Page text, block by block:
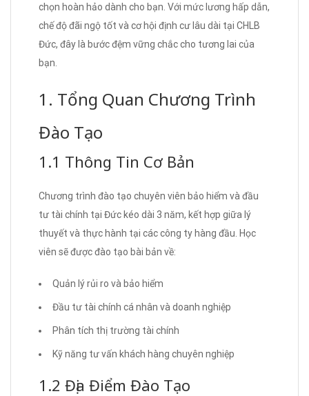
chọn hoàn hảo dành cho bạn. Với mức lương hấp dẫn,
chế độ đãi ngộ tốt và cơ hội định cư lâu dài tại CHLB
Đức, đây là bước đệm vững chắc cho tương lai của
bạn.
1. Tổng Quan Chương Trình
Đào Tạo
1.1 Thông Tin Cơ Bản
Chương trình đào tạo chuyên viên bảo hiểm và đầu
tư tài chính tại Đức kéo dài 3 năm, kết hợp giữa lý
thuyết và thực hành tại các công ty hàng đầu. Học
viên sẽ được đào tạo bài bản về:
Quản lý rủi ro và bảo hiểm
Đầu tư tài chính cá nhân và doanh nghiệp
Phân tích thị trường tài chính
Kỹ năng tư vấn khách hàng chuyên nghiệp
1.2 Địa Điểm Đào Tạo